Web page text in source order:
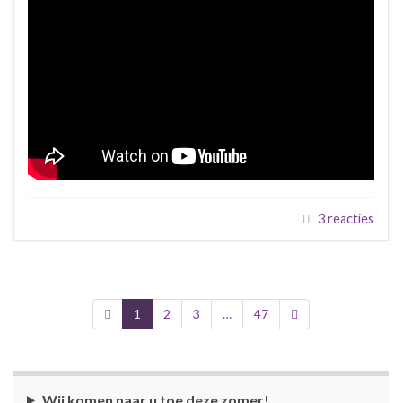
3 reacties
1 2 3 … 47
Wij komen naar u toe deze zomer!